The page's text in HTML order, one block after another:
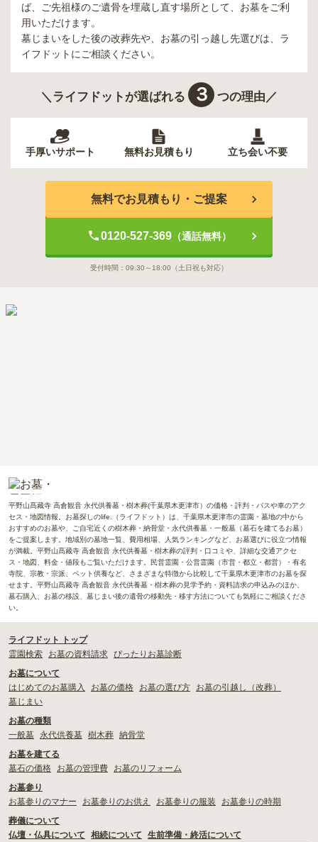
ば、ご先祖様のご遺骨を埋蔵し直す場所として、お墓をご利
用いただけます。
墓じまいをした後の改葬先や、お墓の引っ越し先選びは、ラ
イフドットにご相談ください。
＼ライフドットが選ばれる ３ つの理由／
手厚いサポート 無料お見積もり 立ち会い不要
無料でお見積もり・ご提案
0120-527-369（通話無料）
受付時間： 09:30～18:00 （土日祝も対応）
平野山髙藏寺 高倉観音 永代供養墓・樹木葬(千葉県木更津市）の価格・評判・バスや車のアク
セス・地図情報。お墓探しのlife.（ライフドット）は、千葉県木更津市の霊園・墓地の中から
おすすめのお墓や、ご自宅近くの樹木葬・納骨堂・永代供養墓・一般墓（墓石を建てるお墓）
をご提案します。地域別の墓地一覧、費用相場、人気ランキングなど、お墓選びに役立つ情報
が満載。平野山髙藏寺 高倉観音 永代供養墓・樹木葬の評判・口コミや、詳細な交通アクセ
ス・地図、料金・値段もご覧いただけます。民営霊園・公営霊園（市営・都立・都営）・有名
寺院、宗教・宗派、ペット供養など、さまざまな特徴から比較して千葉県木更津市のお墓を探
せます。平野山髙藏寺 高倉観音 永代供養墓・樹木葬の見学予約・資料請求の申込みのほか、
墓石購入、お墓の移設、墓じまい後の遺骨の移動先・移す方法についても気軽にご相談くださ
い。
ライフドット トップ
霊園検索
お墓の資料請求 ぴったりお墓診断
お墓について
はじめてのお墓購入
お墓の価格 お墓の選び方
お墓の引越し（改葬）
墓じまい
お墓の種類
一般墓
永代供養墓 樹木葬 納骨堂
お墓を建てる
墓石の価格
お墓の管理費
お墓のリフォーム
お墓参り
お墓参りのマナー
お墓参りのお供え お墓参りの服装
お墓参りの時期
葬儀について
仏壇・仏具について
相続について 生前準備・終活について